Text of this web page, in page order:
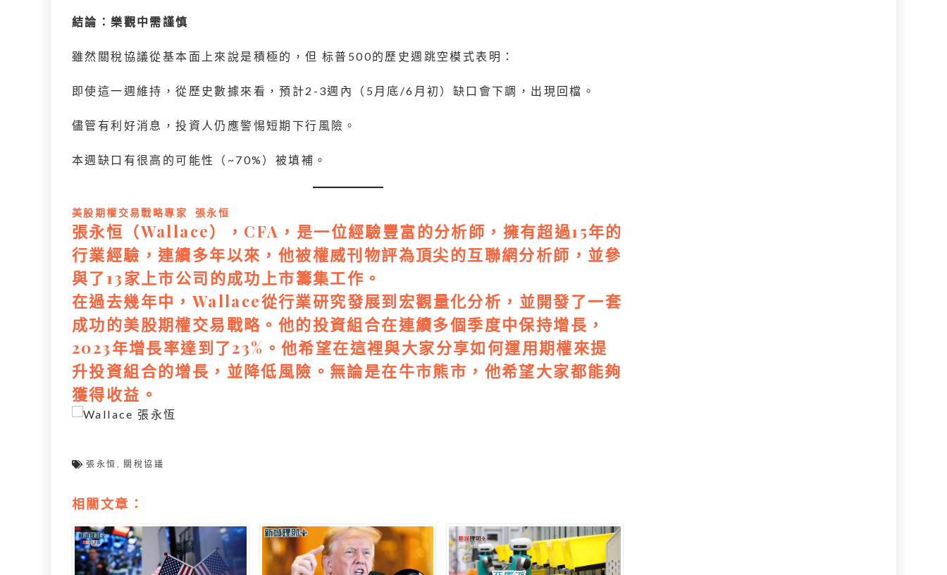
結論：樂觀中需謹慎
雖然關稅協議從基本面上來說是積極的，但 标普500的歷史週跳空模式表明：
即使這一週維持，從歷史數據來看，預計2-3週內（5月底/6月初）缺口會下調，出現回檔。
儘管有利好消息，投資人仍應警惕短期下行風險。
本週缺口有很高的可能性（~70%）被填補。
美股期權交易戰略專家 張永恒
張永恒（Wallace），CFA，是一位經驗豐富的分析師，擁有超過15年的
行業經驗，連續多年以來，他被權威刊物評為頂尖的互聯網分析師，並參
與了13家上市公司的成功上市籌集工作。
在過去幾年中，Wallace從行業研究發展到宏觀量化分析，並開發了一套
成功的美股期權交易戰略。他的投資組合在連續多個季度中保持增長，
2023年增長率達到了23%。他希望在這裡與大家分享如何運用期權來提
升投資組合的增長，並降低風險。無論是在牛市熊市，他希望大家都能夠
獲得收益。
張永恒 關稅協議
相關文章：